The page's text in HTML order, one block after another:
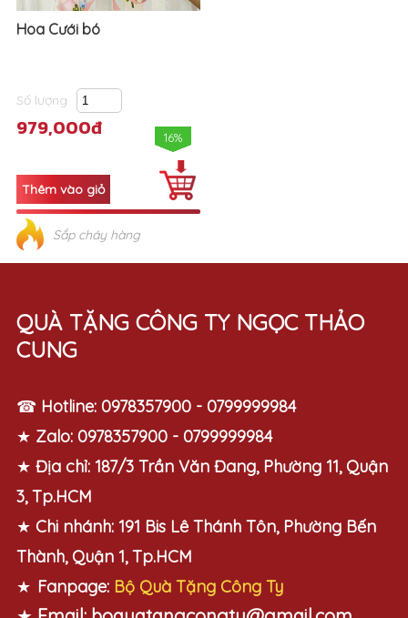
Hoa Cưới bó
Số lượng
979,000đ 16%
Sắp cháy hàng
QUÀ TẶNG CÔNG TY NGỌC THẢO
CUNG
☎ Hotline: 0978357900 - 0799999984
★ Zalo: 0978357900 - 0799999984
★ Địa chỉ: 187/3 Trần Văn Đang, Phường 11, Quận
3, Tp.HCM
★ Chi nhánh: 191 Bis Lê Thánh Tôn, Phường Bến
Thành, Quận 1, Tp.HCM
★ Fanpage: Bộ Quà Tặng Công Ty